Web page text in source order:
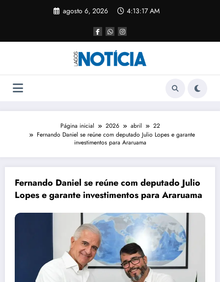
agosto 6, 2026 4:13:17 AM
Página inicial 2026 abril
22
Fernando Daniel se reúne com deputado Julio Lopes e garante
investimentos para Araruama
Fernando Daniel se reúne com deputado Julio
Lopes e garante investimentos para Araruama